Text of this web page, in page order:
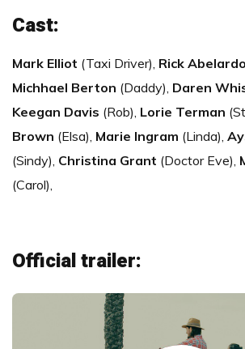
Cast:
Mark Elliot (Taxi Driver), Rick Abelardo
Michhael Berton (Daddy), Daren
Keegan Davis (Rob), Lorie Terman
Brown (Elsa), Marie Ingram (Linda),
(Sindy), Christina Grant (Doctor Eve),
(Carol),
Official trailer: